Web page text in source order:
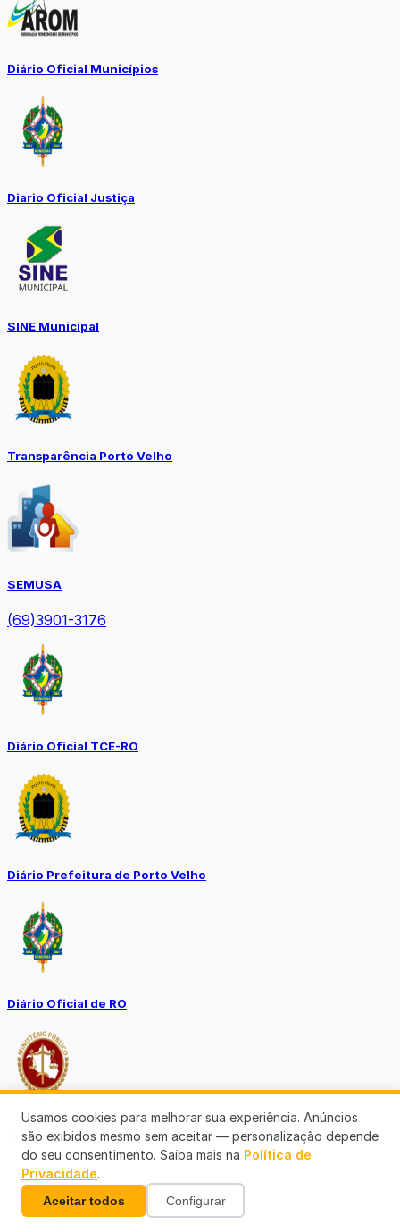
Diário Oficial Municípios
Diario Oficial Justiça
SINE Municipal
Transparência Porto Velho
SEMUSA
(69)3901-3176
Diário Oficial TCE-RO
Diário Prefeitura de Porto Velho
Diário Oficial de RO
Transparência RO
Usamos cookies para melhorar sua experiência. Anúncios
são exibidos mesmo sem aceitar — personalização depende
do seu consentimento. Saiba mais na Política de
Privacidade.
Aceitar todos Configurar